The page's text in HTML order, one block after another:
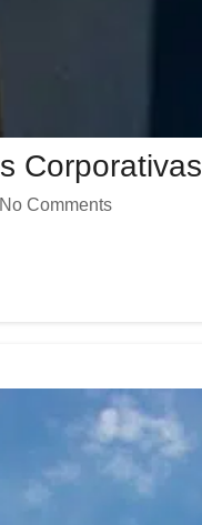
Corporativas
No Comments